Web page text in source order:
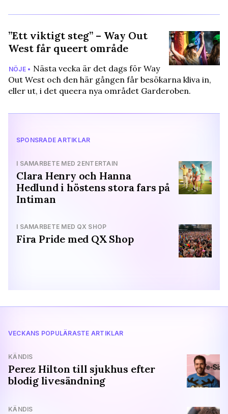
”Ett viktigt steg” – Way Out
West får queert område
NÖJE • Nästa vecka är det dags för Way
Out West och den här gången får besökarna kliva in,
eller ut, i det queera nya området Garderoben.
SPONSRADE ARTIKLAR
I SAMARBETE MED 2ENTERTAIN
Clara Henry och Hanna
Hedlund i höstens stora fars på
Intiman
I SAMARBETE MED QX SHOP
Fira Pride med QX Shop
VECKANS POPULÄRASTE ARTIKLAR
Perez Hilton till sjukhus efter
blodig livesändning
KÄNDIS
KÄNDIS